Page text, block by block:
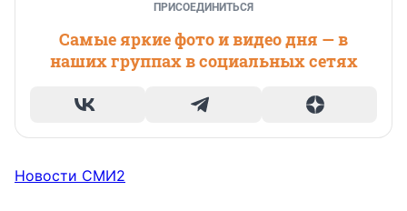
ПРИСОЕДИНИТЬСЯ
Самые яркие фото и видео дня — в
наших группах в социальных сетях
Новости СМИ2